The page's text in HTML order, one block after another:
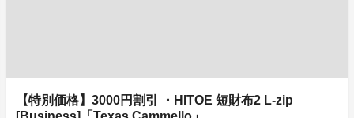
【特別価格】3000円割引 ・HITOE 短財布2 L-zip